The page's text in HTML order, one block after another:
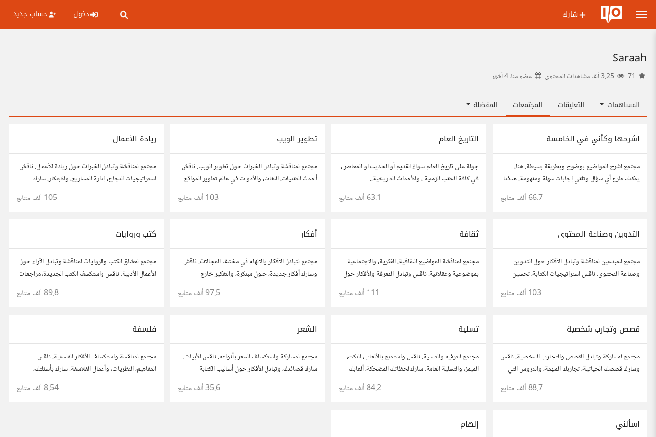
شارك دخول حساب جديد
Saraah
عضو منذ4 أشهر
المساهمات التعليقات المجتمعات المفضلة
اشرحها وكأني في الخامسة
مجتمع لشرح المواضيع بوضوح وبطريقة بسيطة. هنا،
يمكنك طرح أي سؤال وتلقي إجابات سهلة ومفهومة. هدفنا
هو تبسيط المعلومات لتكون سهلة على الجميع، تمامًا كما لو
66.7 ألف متابع
التاريخ العام
جولة على تاريخ العالم سواءً القديم أو الحديث او المعاصر ،
في كافة الحقب الزمنية ، والأحداث التاريخية..
63.1 ألف متابع
تطوير الويب
مجتمع لمناقشة وتبادل الخبرات حول تطوير الويب. ناقش
أحدث التقنيات، اللغات، والأدوات في عالم تطوير المواقع
والتطبيقات. شارك مشاريعك، اسأل عن نصائح، وتعاون مع
103 ألف متابع
ريادة الأعمال
مجتمع لمناقشة وتبادل الخبرات حول ريادة الأعمال. ناقش
استراتيجيات النجاح، إدارة المشاريع، والابتكار. شارك
أفكارك، قصص نجاحك، وأسئلتك، وتواصل مع رواد أعمال
105 ألف متابع
التدوين وصناعة المحتوى
مجتمع للمبدعين لمناقشة وتبادل الأفكار حول التدوين
وصناعة المحتوى. ناقش استراتيجيات الكتابة، تحسين
محركات البحث، وإنتاج المحتوى المرئي والمسموع. شارك
أفكارك وأسئلتك، وتواصل مع كتّاب ومبدعين آخرين.
103 ألف متابع
ثقافة
مجتمع لمناقشة المواضيع الثقافية، الفكرية، والاجتماعية
بموضوعية وعقلانية. ناقش وتبادل المعرفة والأفكار حول
111 ألف متابع
أفكار
مجتمع لتبادل الأفكار والإلهام في مختلف المجالات. ناقش
وشارك أفكار جديدة، حلول مبتكرة، والتفكير خارج
الصندوق. شارك بمقترحاتك وأسئلتك، وتواصل مع مفكرين
97.5 ألف متابع
كتب وروايات
مجتمع لعشاق الكتب والروايات لمناقشة وتبادل الآراء حول
الأعمال الأدبية. ناقش واستكشف الكتب الجديدة، مراجعات
الروايات، ومشاركة توصيات القراءة. شارك أفكارك،
نصائحك، وأسئلتك، وتواصل مع قراء آخرين.89.8 ألف متابع
قصص وتجارب شخصية
مجتمع لمشاركة وتبادل القصص والتجارب الشخصية. ناقش
وشارك قصصك الحياتية، تجاربك الملهمة، والدروس التي
تعلمتها. شارك تجاربك مع الآخرين، واستفد من قصصهم
88.7 ألف متابع
تسلية
مجتمع للترفيه والتسلية. ناقش واستمتع بالألعاب، النكت،
الميمز، والتسلية العامة. شارك لحظاتك المضحكة، ألعابك
المفضلة، وتفاعل مع أعضاء آخرين يبحثون عن المتعة
84.2 ألف متابع
الشعر
مجتمع لمشاركة واستكشاف الشعر بأنواعه. ناقش الأبيات،
شارك قصائدك، وتبادل الأفكار حول أساليب الكتابة
والشعراء المفضلين. انضم لنتبادل جمال الكلمات والإلهام
35.6 ألف متابع
فلسفة
مجتمع لمناقشة واستكشاف الأفكار الفلسفية. ناقش
المفاهيم، النظريات، وأعمال الفلاسفة. شارك بأسئلتك،
تحليلاتك، ونصائحك، وتواصل مع محبي الفلسفة لفهم أعمق
8.54 ألف متابع
اسألني إلهام